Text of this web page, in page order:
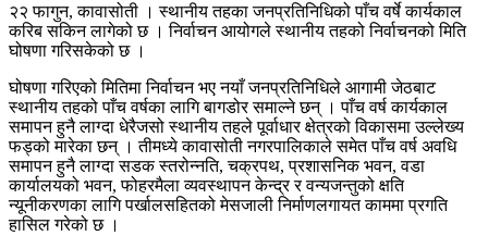
२२ फागुन, कावासोती । स्थानीय तहका जनप्रतिनिधिको पाँच वर्षे कार्यकाल
करिब सकिन लागेको छ । निर्वाचन आयोगले स्थानीय तहको निर्वाचनको मिति
घोषणा गरिसकेको छ ।
घोषणा गरिएको मितिमा निर्वाचन भए नयाँ जनप्रतिनिधिले आगामी जेठबाट
स्थानीय तहको पाँच वर्षका लागि बागडोर समाल्ने छन् । पाँच वर्ष कार्यकाल
समापन हुनै लाग्दा धेरैजसो स्थानीय तहले पूर्वाधार क्षेत्रको विकासमा उल्लेख्य
फड्को मारेका छन् । तीमध्ये कावासोती नगरपालिकाले समेत पाँच वर्ष अवधि
समापन हुनै लाग्दा सडक स्तरोन्नति, चक्रपथ, प्रशासनिक भवन, वडा
कार्यालयको भवन, फोहरमैला व्यवस्थापन केन्द्र र वन्यजन्तुको क्षति
न्यूनीकरणका लागि पर्खालसहितको मेसजाली निर्माणलगायत काममा प्रगति
हासिल गरेको छ ।